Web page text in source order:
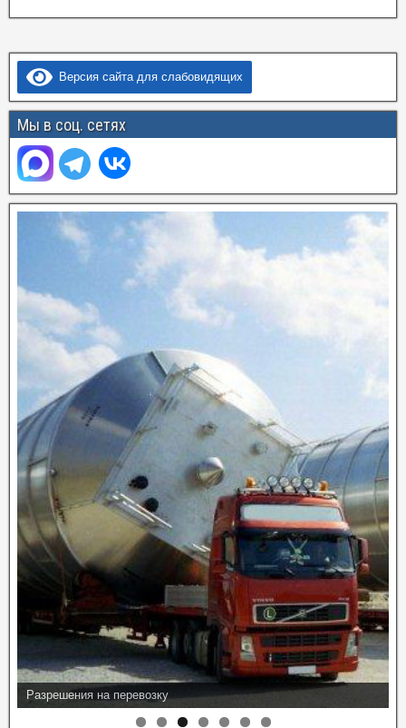
Версия сайта для слабовидящих
Мы в соц. сетях
Разрешения на перевозку